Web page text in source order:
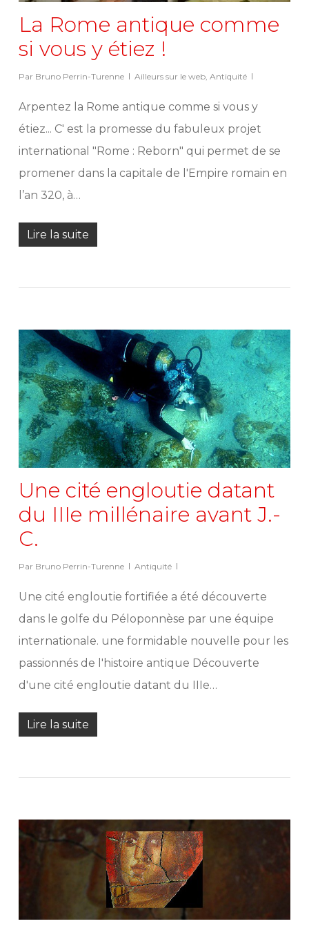
La Rome antique comme
si vous y étiez !
Par Bruno Perrin-Turenne Ailleurs sur le web, Antiquité
Arpentez la Rome antique comme si vous y
étiez... C' est la promesse du fabuleux projet
international "Rome : Reborn" qui permet de se
promener dans la capitale de l'Empire romain en
l’an 320, à…
Lire la suite
Une cité engloutie datant
du IIIe millénaire avant J.-
C.
Par Bruno Perrin-Turenne Antiquité
Une cité engloutie fortifiée a été découverte
dans le golfe du Péloponnèse par une équipe
internationale. une formidable nouvelle pour les
passionnés de l'histoire antique Découverte
d'une cité engloutie datant du IIIe…
Lire la suite